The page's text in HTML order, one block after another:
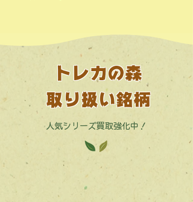
トレカの森
取り扱い銘柄
人気シリーズ買取強化中！